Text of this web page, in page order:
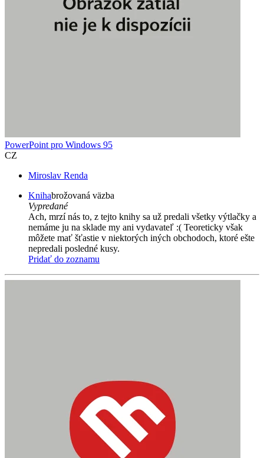
PowerPoint pro Windows 95
CZ
Miroslav Renda
Knihabrožovaná väzba
Vypredané
Ach, mrzí nás to, z tejto knihy sa už predali všetky výtlačky a
nemáme ju na sklade my ani vydavateľ :( Teoreticky však
môžete mať šťastie v niektorých iných obchodoch, ktoré ešte
nepredali posledné kusy.
Pridať do zoznamu